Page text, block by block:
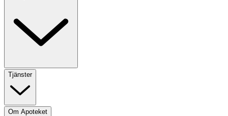
Tjänster
Om Apoteket